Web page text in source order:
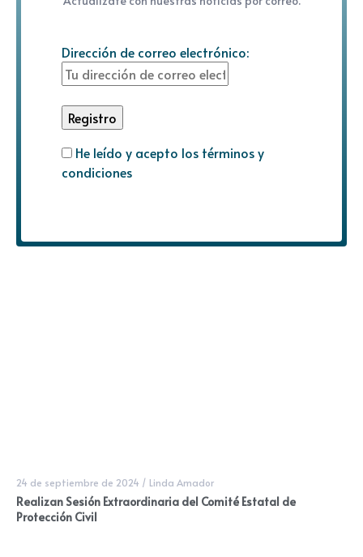
Dirección de correo electrónico:
He leído y acepto los términos y
condiciones
24 de septiembre de 2024 / Linda Amador
Realizan Sesión Extraordinaria del Comité Estatal de
Protección Civil